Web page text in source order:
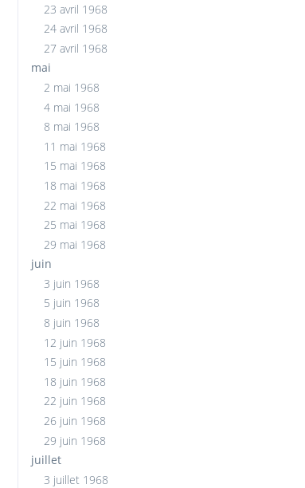
23 avril 1968
24 avril 1968
27 avril 1968
mai
2 mai 1968
4 mai 1968
8 mai 1968
11 mai 1968
15 mai 1968
18 mai 1968
22 mai 1968
25 mai 1968
29 mai 1968
juin
3 juin 1968
5 juin 1968
8 juin 1968
12 juin 1968
15 juin 1968
18 juin 1968
22 juin 1968
26 juin 1968
29 juin 1968
juillet
3 juillet 1968